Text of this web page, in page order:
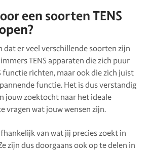
een soorten TENS
dat er veel verschillende soorten zijn
TENS apparaten die zich puur
functie richten, maar ook die zich juist
functie. Het is dus verstandig
jouw zoektocht naar het ideale
vragen wat jouw wensen zijn.
van wat jij precies zoekt in
zijn dus doorgaans ook op te delen in